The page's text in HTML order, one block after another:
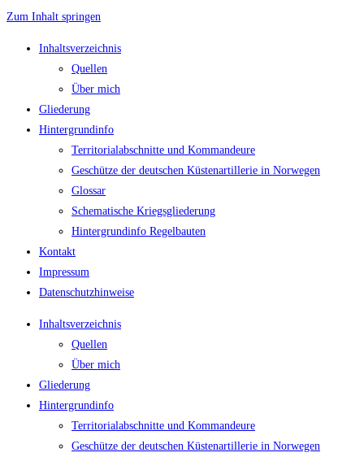
Zum Inhalt springen
Inhaltsverzeichnis
Quellen
Über mich
Gliederung
Hintergrundinfo
Territorialabschnitte und Kommandeure
Geschütze der deutschen Küstenartillerie in Norwegen
Glossar
Schematische Kriegsgliederung
Hintergrundinfo Regelbauten
Kontakt
Impressum
Datenschutzhinweise
Inhaltsverzeichnis
Quellen
Über mich
Gliederung
Hintergrundinfo
Territorialabschnitte und Kommandeure
Geschütze der deutschen Küstenartillerie in Norwegen